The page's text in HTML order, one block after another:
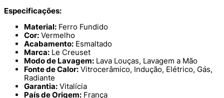
Especificações:
Material: Ferro Fundido
Cor: Vermelho
Acabamento: Esmaltado
Marca: Le Creuset
Modo de Lavagem: Lava Louças, Lavagem a Mão
Fonte de Calor: Vitrocerâmico, Indução, Elétrico, Gás,
Radiante
Garantia: Vitalícia
País de Origem: França